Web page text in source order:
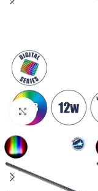
Κλικ για